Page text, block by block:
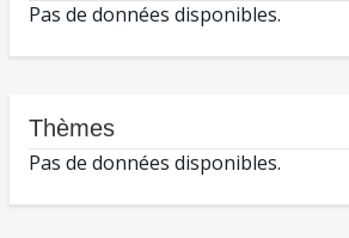
Pas de données disponibles.
Thèmes
Pas de données disponibles.